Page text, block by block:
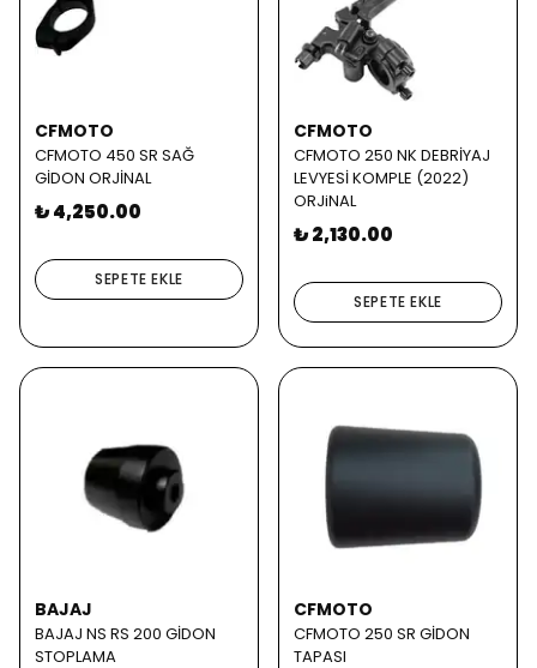
CFMOTO
CFMOTO 450 SR SAĞ
GİDON ORJİNAL
₺ 4,250.00
SEPETE EKLE
CFMOTO
CFMOTO 250 NK DEBRİYAJ
LEVYESİ KOMPLE (2022)
ORJiNAL
₺ 2,130.00
SEPETE EKLE
BAJAJ
BAJAJ NS RS 200 GİDON
STOPLAMA
CFMOTO
CFMOTO 250 SR GİDON
TAPASI